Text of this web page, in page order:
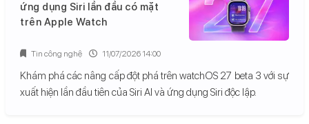
ứng dụng Siri lần đầu có mặt
trên Apple Watch
Khám phá các nâng cấp đột phá trên watchOS 27 beta 3 với sự
xuất hiện lần đầu tiên của Siri AI và ứng dụng Siri độc lập.
Tin công nghệ 11/07/2026 14:00